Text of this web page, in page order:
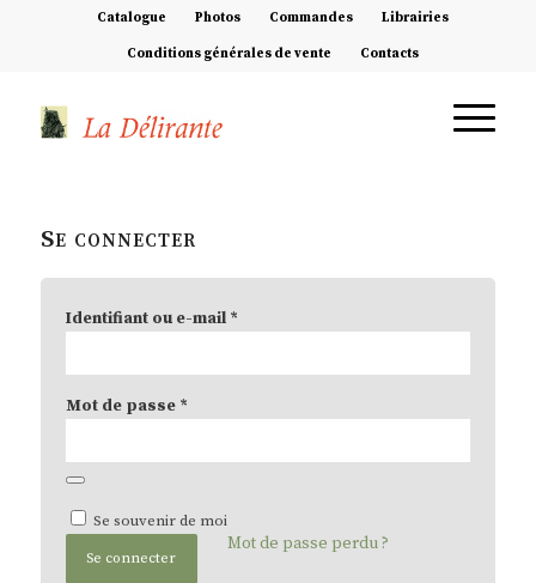
Catalogue Photos Commandes Librairies
Conditions générales de vente Contacts
Se connecter
Identifiant ou e-mail *
Mot de passe *
Se souvenir de moi
Se connecter
Mot de passe perdu ?